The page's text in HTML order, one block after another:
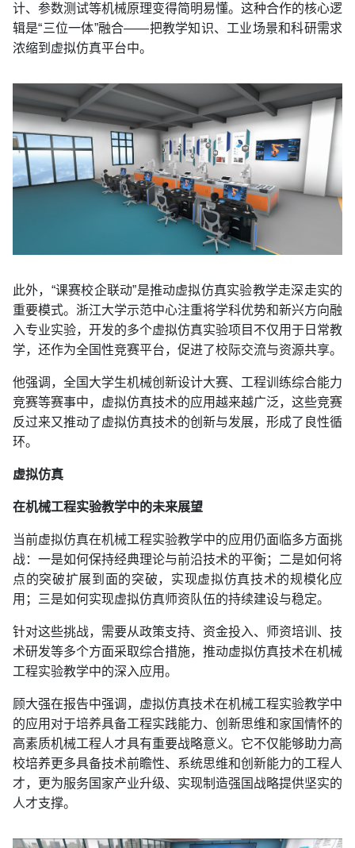
计、参数测试等机械原理变得简明易懂。这种合作的核心逻
辑是“三位一体”融合——把教学知识、工业场景和科研需求
浓缩到虚拟仿真平台中。
此外，“课赛校企联动”是推动虚拟仿真实验教学走深走实的
重要模式。浙江大学示范中心注重将学科优势和新兴方向融
入专业实验，开发的多个虚拟仿真实验项目不仅用于日常教
学，还作为全国性竞赛平台，促进了校际交流与资源共享。
他强调，全国大学生机械创新设计大赛、工程训练综合能力
竞赛等赛事中，虚拟仿真技术的应用越来越广泛，这些竞赛
反过来又推动了虚拟仿真技术的创新与发展，形成了良性循
环。
虚拟仿真
在机械工程实验教学中的未来展望
当前虚拟仿真在机械工程实验教学中的应用仍面临多方面挑
战：一是如何保持经典理论与前沿技术的平衡；二是如何将
点的突破扩展到面的突破，实现虚拟仿真技术的规模化应
用；三是如何实现虚拟仿真师资队伍的持续建设与稳定。
针对这些挑战，需要从政策支持、资金投入、师资培训、技
术研发等多个方面采取综合措施，推动虚拟仿真技术在机械
工程实验教学中的深入应用。
顾大强在报告中强调，虚拟仿真技术在机械工程实验教学中
的应用对于培养具备工程实践能力、创新思维和家国情怀的
高素质机械工程人才具有重要战略意义。它不仅能够助力高
校培养更多具备技术前瞻性、系统思维和创新能力的工程人
才，更为服务国家产业升级、实现制造强国战略提供坚实的
人才支撑。